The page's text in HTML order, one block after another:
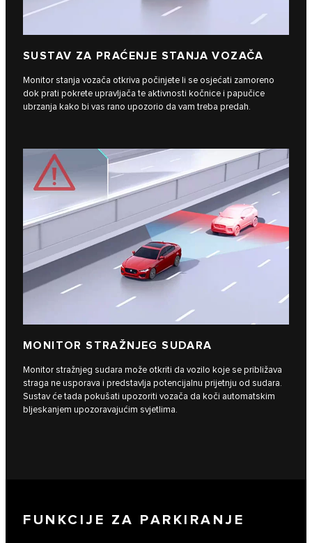
SUSTAV ZA PRAĆENJE STANJA VOZAČA
Monitor stanja vozača otkriva počinjete li se osjećati zamoreno
dok prati pokrete upravljača te aktivnosti kočnice i papučice
ubrzanja kako bi vas rano upozorio da vam treba predah.
MONITOR STRAŽNJEG SUDARA
Monitor stražnjeg sudara može otkriti da vozilo koje se približava
straga ne usporava i predstavlja potencijalnu prijetnju od sudara.
Sustav će tada pokušati upozoriti vozača da koči automatskim
bljeskanjem upozoravajućim svjetlima.
FUNKCIJE ZA PARKIRANJE